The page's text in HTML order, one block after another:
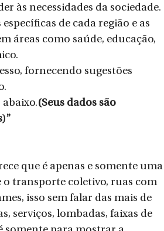
às necessidades da sociedade.
de cada região e as
áreas como saúde, educação,
fornecendo sugestões
(Seus dados são
que é apenas e somente uma
o transporte coletivo, ruas com
isso sem falar das mais de
serviços, lombadas, faixas de